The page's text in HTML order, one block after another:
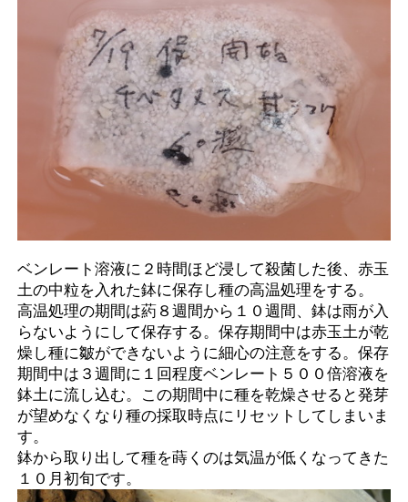
ベンレート溶液に２時間ほど浸して殺菌した後、赤玉
土の中粒を入れた鉢に保存し種の高温処理をする。
高温処理の期間は葯８週間から１０週間、鉢は雨が入
らないようにして保存する。保存期間中は赤玉土が乾
燥し種に皺ができないように細心の注意をする。保存
期間中は３週間に１回程度ベンレート５００倍溶液を
鉢土に流し込む。この期間中に種を乾燥させると発芽
が望めなくなり種の採取時点にリセットしてしまいま
す。
鉢から取り出して種を蒔くのは気温が低くなってきた
１０月初旬です。